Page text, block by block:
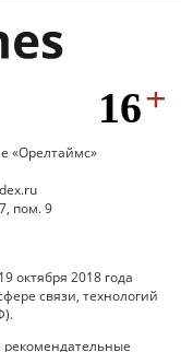
«Орелтаймс»
пом. 9
октября 2018 года
связи, технологий